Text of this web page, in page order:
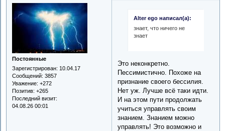
Постоянные
Зарегистрирован: 10.04.17
Сообщений: 3857
Уважение: +272
Позитив: +265
Последний визит:
04.08.26 00:01
Alter ego написал(а):
знает, что ничего не
знает
Это неконкретно.
Пессимистично. Похоже на
признание своего бессилия.
Нет уж. Лучше всё таки идти.
И на этом пути продолжать
учиться управлять своим
знанием. Знанием можно
управлять! Это возможно и